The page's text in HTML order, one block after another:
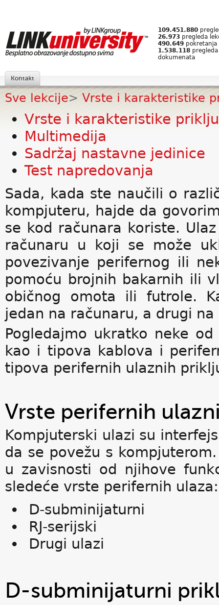
109.451.880
26.973 pregleda
490.649 pokretanja
1.538.118
dokumenata
Kontakt
Sve lekcije> Vrste i karakteristike
Vrste i karakteristike
Multimedija
Sadržaj nastavne jedinice
Test napredovanja
Sada, kada ste naučili o
kompjuteru, hajde da
se kod računara koriste.
računaru u koji se može
povezivanje perifernog ili
pomoću brojnih bakarnih ili
običnog omota ili futrole.
jedan na računaru, a drugi
Pogledajmo ukratko neke
kao i tipova kablova i
tipova perifernih ulaznih
Vrste perifernih
Kompjuterski ulazi su
da se povežu s
u zavisnosti od njihove
sledeće vrste perifernih ulaza:
D-subminijaturni
RJ-serijski
Drugi ulazi
D-subminijaturni